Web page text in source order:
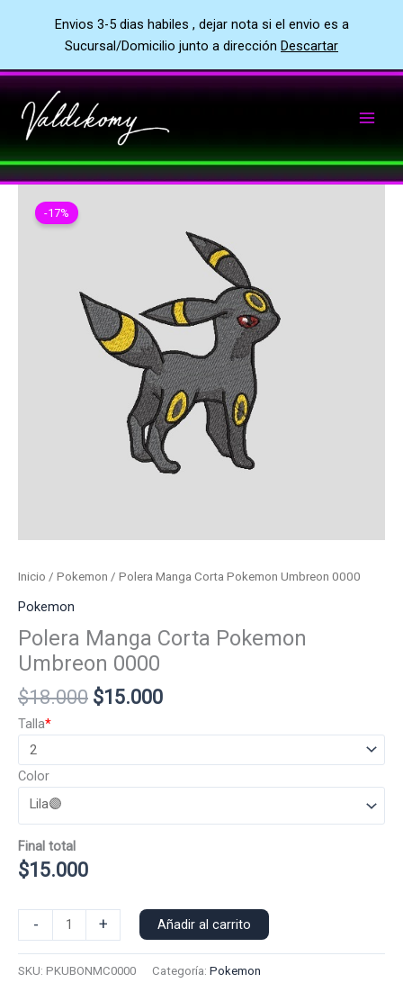
Envios 3-5 dias habiles , dejar nota si el envio es a
Sucursal/Domicilio junto a dirección Descartar
al
contenido
-17%
Inicio / Pokemon / Polera Manga Corta Pokemon Umbreon 0000
Pokemon
Polera Manga Corta Pokemon
Umbreon 0000
$18.000 El
original
era:
$18.000.
$15.000El
actual
es:
$15.000.
*
Talla
Color
Final total
$15.000
-
Manga
+ Añadir al carrito
SKU: PKUBONMC0000 Categoría: Pokemon